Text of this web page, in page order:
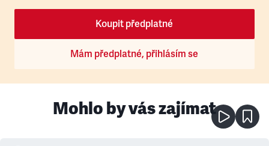
Koupit předplatné
Mám předplatné, přihlásím se
Mohlo by vás zajímat